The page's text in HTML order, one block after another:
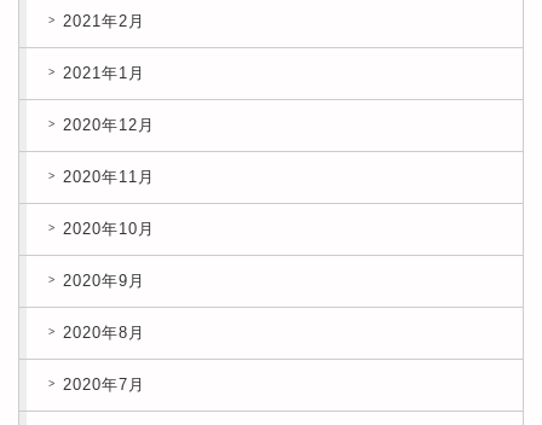
2021年2月
2021年1月
2020年12月
2020年11月
2020年10月
2020年9月
2020年8月
2020年7月